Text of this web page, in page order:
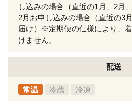
し込みの場合（直近の1月、2月
2月お申し込みの場合（直近の3
届け）※定期便の仕様により、
けません。
配送
常温 冷蔵 冷凍